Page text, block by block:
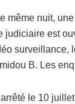
même nuit,
judiciaire est
surveillance,
B. Les
le 10